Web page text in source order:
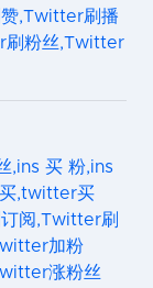
,Twitter刷播
刷粉丝,Twitter
,ins 买 粉,ins
买,twitter买
阅,Twitter刷
加粉
涨粉丝